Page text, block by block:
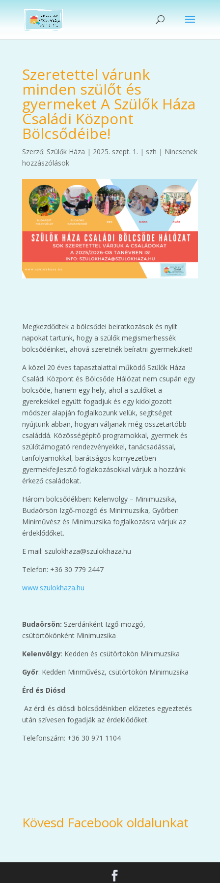
Szeretettel várunk
minden szülőt és
gyermeket A Szülők Háza
Családi Központ
Bölcsődéibe!
Szerző: Szülők Háza | 2025. szept. 1. | szh | Nincsenek
hozzászólások
Megkezdődtek a bölcsődei beiratkozások és nyílt
napokat tartunk, hogy a szülők megismerhessék
bölcsődéinket, ahová szeretnék beíratni gyermeküket!
A közel 20 éves tapasztalattal működő Szülők Háza
Családi Központ és Bölcsőde Hálózat nem csupán egy
bölcsőde, hanem egy hely, ahol a szülőket a
gyerekekkel együtt fogadjuk és egy kidolgozott
módszer alapján foglalkozunk velük, segítséget
nyújtunk abban, hogyan váljanak még összetartóbb
családdá. Közösségépítő programokkal, gyermek és
szülőtámogató rendezvényekkel, tanácsadással,
tanfolyamokkal, barátságos környezetben
gyermekfejlesztő foglakozásokkal várjuk a hozzánk
érkező családokat.
Három bölcsődékben: Kelenvölgy – Minimuzsika,
Budaörsön Izgő-mozgó és Minimuzsika, Győrben
Miniművész és Minimuzsika foglalkozásra várjuk az
érdeklődőket.
E mail: szulokhaza@szulokhaza.hu
Telefon: +36 30 779 2447
www.szulokhaza.hu
Budaörsön: Szerdánként Izgő-mozgó,
csütörtökönként Minimuzsika
Kelenvölgy: Kedden és csütörtökön Minimuzsika
Győr: Kedden Minművész, csütörtökön Minimuzsika
Érd és Diósd
Az érdi és diósdi bölcsődéinkben előzetes egyeztetés
után szívesen fogadják az érdeklődőket.
Telefonszám: +36 30 971 1104
Kövesd Facebook oldalunkat